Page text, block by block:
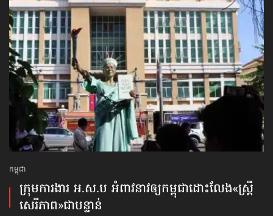
កម្ពុជា
ក្រុមការងារ អ.ស.ប អំពាវនាវ​ឲ្យកម្ពុជា​ដោះលែង​«ស្ត្រី
សេរីភាព»​ជាបន្ទាន់